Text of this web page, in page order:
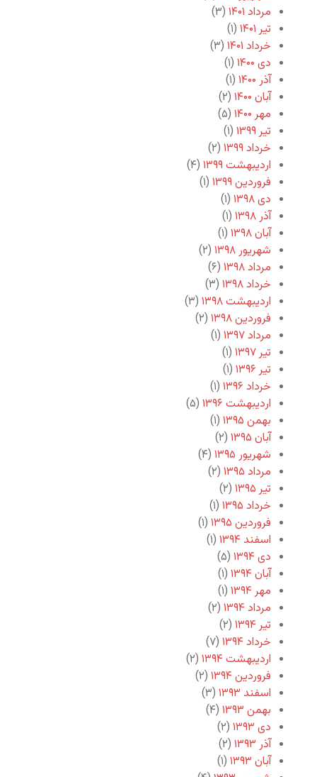
مرداد ۱۴۰۱
(۳)
تیر ۱۴۰۱
(۱)
خرداد ۱۴۰۱
(۳)
دی ۱۴۰۰
(۱)
آذر ۱۴۰۰
(۱)
آبان ۱۴۰۰
(۲)
مهر ۱۴۰۰
(۵)
تیر ۱۳۹۹
(۱)
خرداد ۱۳۹۹
(۲)
اردیبهشت ۱۳۹۹
(۴)
فروردین ۱۳۹۹
(۱)
دی ۱۳۹۸
(۱)
آذر ۱۳۹۸
(۱)
آبان ۱۳۹۸
(۱)
شهریور ۱۳۹۸
(۲)
مرداد ۱۳۹۸
(۶)
خرداد ۱۳۹۸
(۳)
اردیبهشت ۱۳۹۸
(۳)
فروردین ۱۳۹۸
(۲)
مرداد ۱۳۹۷
(۱)
تیر ۱۳۹۷
(۱)
تیر ۱۳۹۶
(۱)
خرداد ۱۳۹۶
(۱)
اردیبهشت ۱۳۹۶
(۵)
بهمن ۱۳۹۵
(۱)
آبان ۱۳۹۵
(۲)
شهریور ۱۳۹۵
(۴)
مرداد ۱۳۹۵
(۲)
تیر ۱۳۹۵
(۲)
خرداد ۱۳۹۵
(۱)
فروردین ۱۳۹۵
(۱)
اسفند ۱۳۹۴
(۱)
دی ۱۳۹۴
(۵)
آبان ۱۳۹۴
(۱)
مهر ۱۳۹۴
(۱)
مرداد ۱۳۹۴
(۲)
تیر ۱۳۹۴
(۲)
خرداد ۱۳۹۴
(۷)
اردیبهشت ۱۳۹۴
(۲)
فروردین ۱۳۹۴
(۲)
اسفند ۱۳۹۳
(۳)
بهمن ۱۳۹۳
(۴)
دی ۱۳۹۳
(۲)
آذر ۱۳۹۳
(۲)
آبان ۱۳۹۳
(۱)